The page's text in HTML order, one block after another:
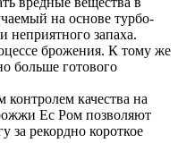
на основе турбо-
неприятного запаха.
брожения. К тому же
больше готового
качества на
Ес Ром позволяют
за рекордно короткое